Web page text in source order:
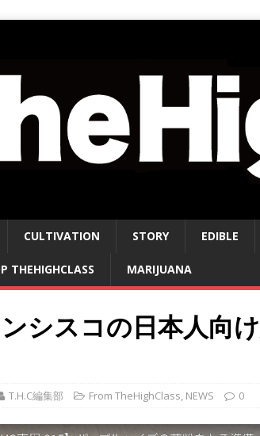
CULTIVATION STORY EDIBLE
THEHIGHCLASS MARIJUANA
シスコの日本人向
T.H.C編集部 From TheHighClass, NEWS 0